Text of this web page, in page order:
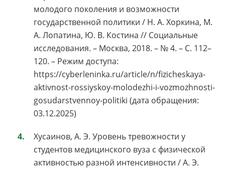
молодого поколения и возможности
государственной политики / Н. А. Хоркина, М.
А. Лопатина, Ю. В. Костина // Социальные
исследования. – Москва, 2018. – № 4. – С. 112–
120. – Режим доступа:
https://cyberleninka.ru/article/n/fizicheskaya-
aktivnost-rossiyskoy-molodezhi-i-vozmozhnosti-
gosudarstvennoy-politiki (дата обращения:
03.12.2025)
Хусаинов, А. Э. Уровень тревожности у
студентов медицинского вуза с физической
активностью разной интенсивности / А. Э.